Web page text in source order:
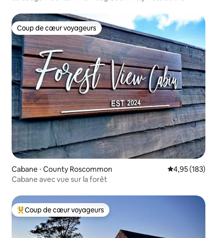
Coup de cœur voyageurs
Coup de cœur voyageurs
Cabane ⋅ County Roscommon Évaluation
4,95 (183)
Cabane avec vue sur la forêt
Coups de cœur voyageurs les plus appréciés
Coup de cœur voyageurs